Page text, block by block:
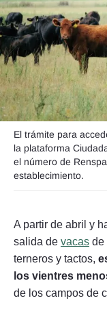
El trámite para
la plataforma
el número de
establecimiento.
A partir de abril y
salida de vacas de
terneros y tactos,
los vientres
de los campos de